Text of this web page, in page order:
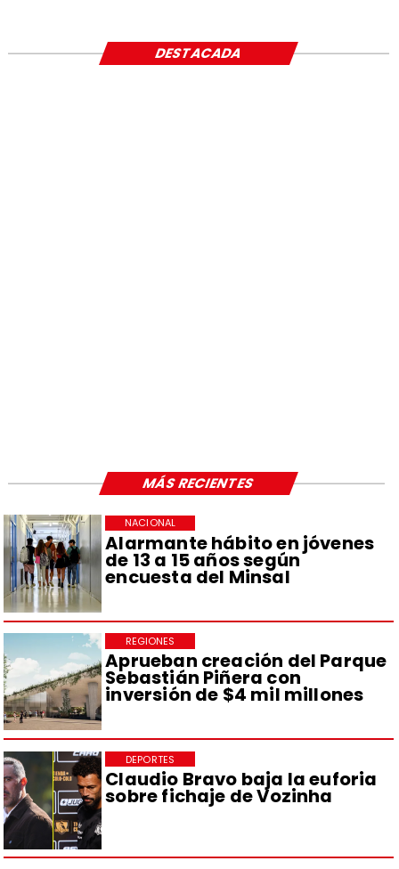
SOCIAL
Alarmante hábito en jóvenes
de 13 a 15 años según
encuesta del Minsal
NACIONAL
Aprueban creación del Parque
Sebastián Piñera con
inversión de $4 mil millones
REGIONES
Claudio Bravo baja la euforia
sobre fichaje de Vozinha
DEPORTES
DESTACADA
MÁS RECIENTES